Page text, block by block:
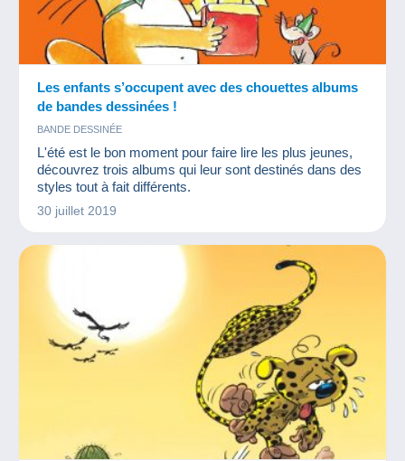
Les enfants s’occupent avec des chouettes albums
de bandes dessinées !
BANDE DESSINÉE
L'été est le bon moment pour faire lire les plus jeunes,
découvrez trois albums qui leur sont destinés dans des
styles tout à fait différents.
30 juillet 2019